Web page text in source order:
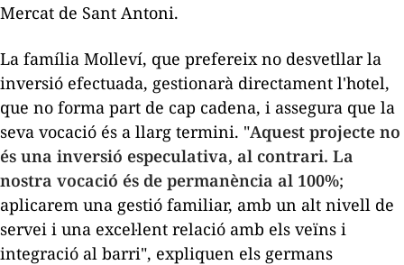
Mercat de Sant Antoni.
La família Molleví, que prefereix no desvetllar la
inversió efectuada, gestionarà directament l'hotel,
que no forma part de cap cadena, i assegura que la
seva vocació és a llarg termini. "Aquest projecte no
és una inversió especulativa, al contrari. La
nostra vocació és de permanència al 100%;
aplicarem una gestió familiar, amb un alt nivell de
servei i una excel·lent relació amb els veïns i
integració al barri", expliquen els germans